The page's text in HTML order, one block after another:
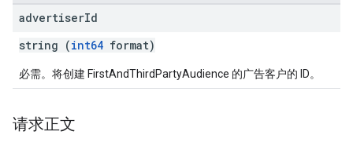
advertiserId
string (int64 format)
必需。将创建 FirstAndThirdPartyAudience 的广告客户的 ID。
请求正文